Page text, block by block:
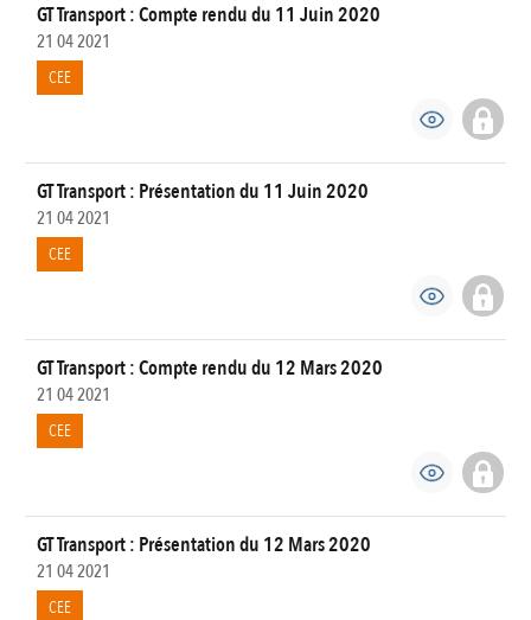
GT Transport : Compte rendu du 11 Juin 2020
21 04 2021
CEE
GT Transport : Présentation du 11 Juin 2020
21 04 2021
CEE
GT Transport : Compte rendu du 12 Mars 2020
21 04 2021
CEE
GT Transport : Présentation du 12 Mars 2020
21 04 2021
CEE